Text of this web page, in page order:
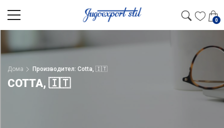
0
Дома Производител: Cotta, 🇮🇹
COTTA, 🇮🇹